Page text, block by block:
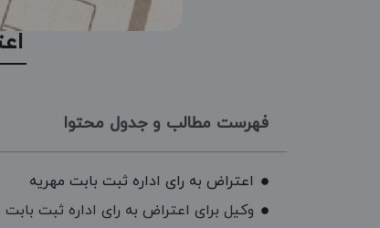
فهرست مطالب و جدول محتوا
اعتراض به رای اداره ثبت بابت مهریه
وکیل برای اعتراض به رای اداره ثبت بابت